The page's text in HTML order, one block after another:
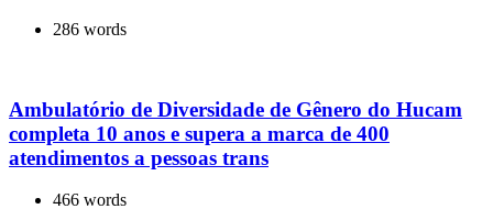
286 words
Ambulatório de Diversidade de Gênero do Hucam
completa 10 anos e supera a marca de 400
atendimentos a pessoas trans
466 words